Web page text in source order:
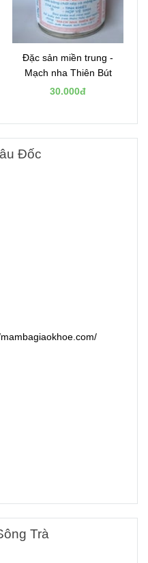
Đặc sản miền trung -
Mạch nha Thiên Bút
30.000đ
Đốc
Trà